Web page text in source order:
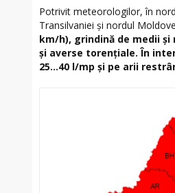
Potrivit meteorologilor, în
Transilvaniei și nordul
km/h), grindină de medii
și averse torențiale. În
25...40 l/mp și pe arii